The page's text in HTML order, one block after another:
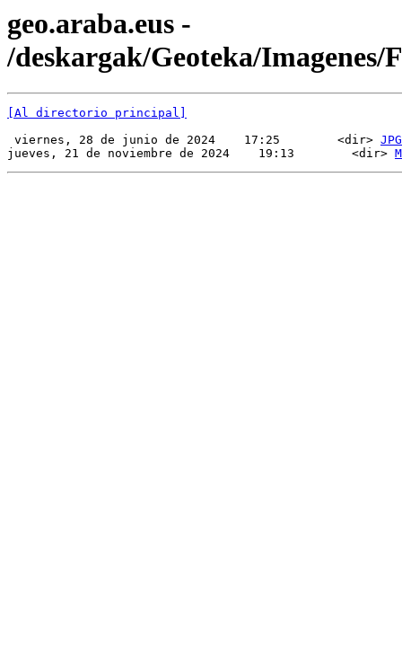
geo.araba.eus -
/deskargak/Geoteka/Imagenes/
[Al directorio principal]
viernes, 28 de junio de 2024    17:25        <dir> JPG
jueves, 21 de noviembre de 2024    19:13        <dir>